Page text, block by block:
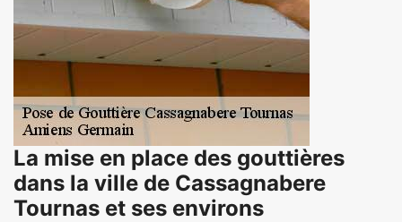
La mise en place des gouttières
dans la ville de Cassagnabere
Tournas et ses environs